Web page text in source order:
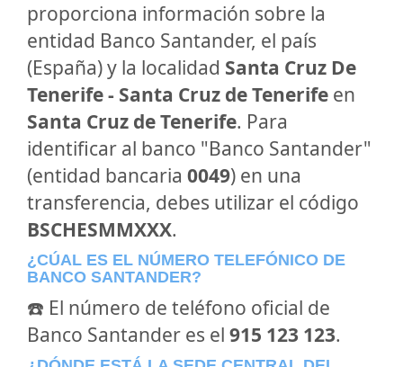
proporciona información sobre la
entidad Banco Santander, el país
(España) y la localidad Santa Cruz De
Tenerife - Santa Cruz de Tenerife en
Santa Cruz de Tenerife. Para
identificar al banco "Banco Santander"
(entidad bancaria 0049) en una
transferencia, debes utilizar el código
BSCHESMMXXX.
¿CÚAL ES EL NÚMERO TELEFÓNICO DE
BANCO SANTANDER?
☎️ El número de teléfono oficial de
Banco Santander es el 915 123 123.